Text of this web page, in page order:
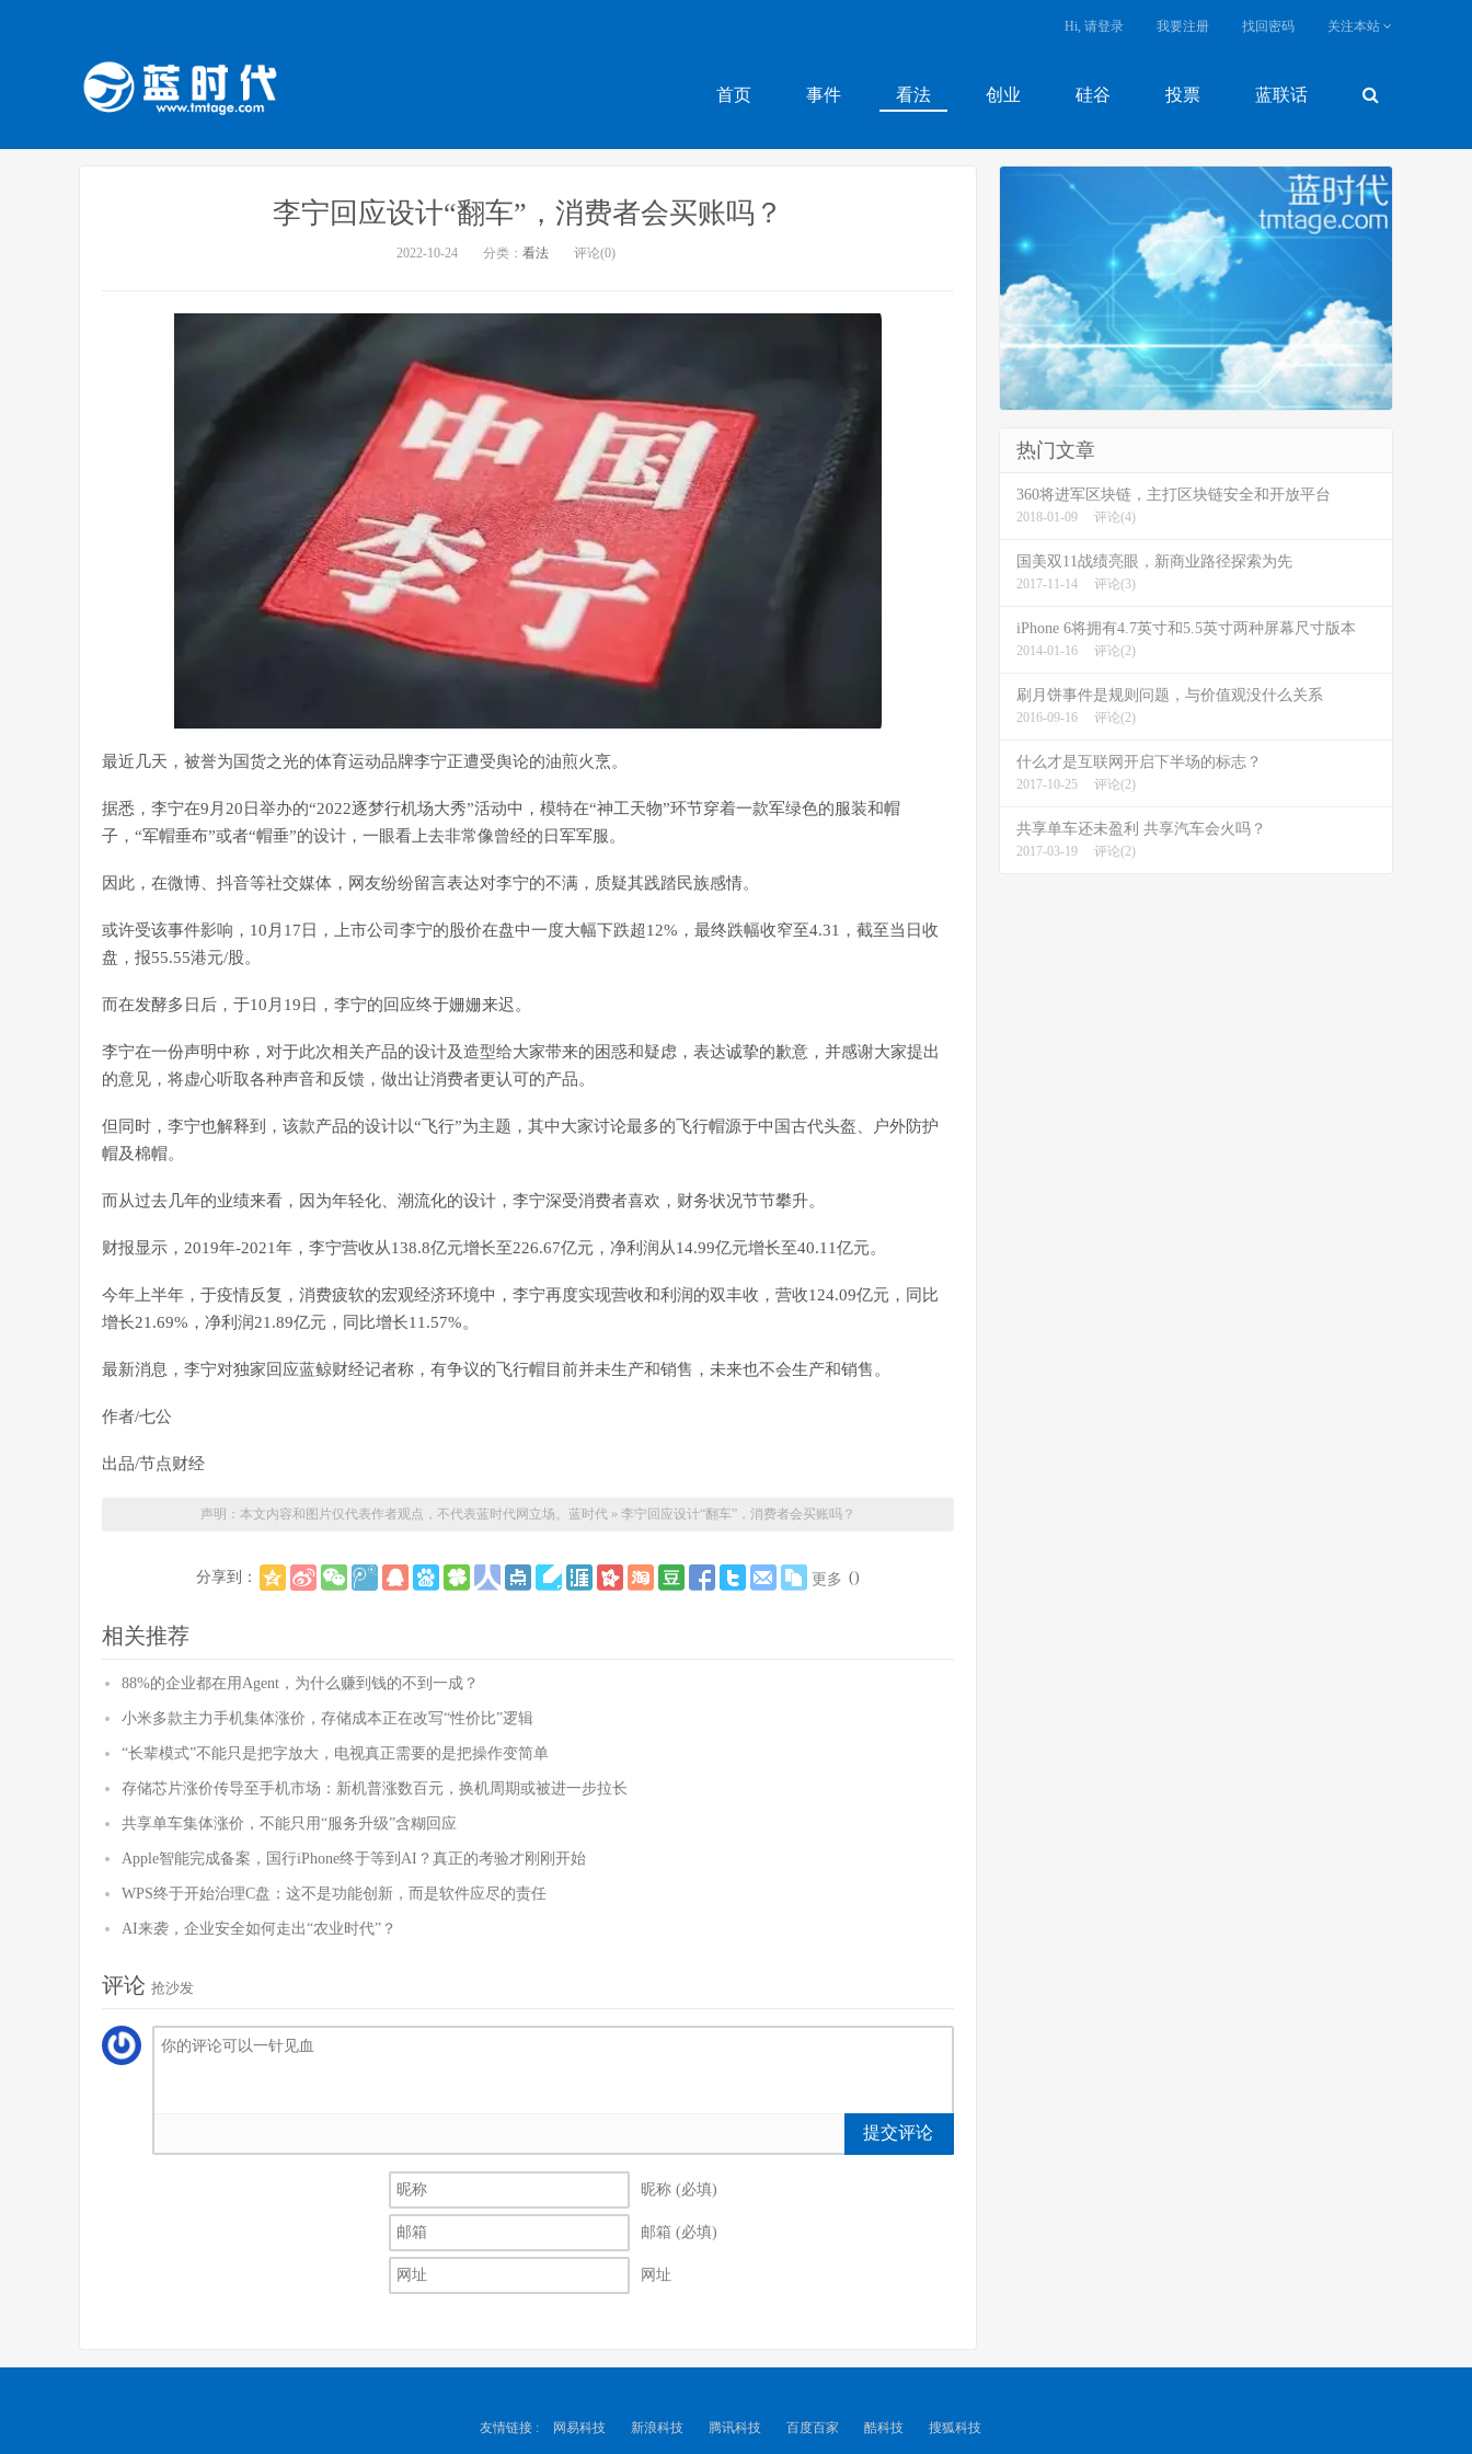
首页 事件 看法 创业 硅谷 投票 蓝联话
Hi, 请登录 我要注册 找回密码 关注本站
李宁回应设计“翻车”，消费者会买账吗？
2022-10-24 分类： 看法 评论(0)
最近几天，被誉为国货之光的体育运动品牌李宁正遭受舆论的油煎火烹。
据悉，李宁在9月20日举办的“2022逐梦行机场大秀”活动中，模特在“神工天物”环节穿着一款军绿色的服装和帽
子，“军帽垂布”或者“帽垂”的设计，一眼看上去非常像曾经的日军军服。
因此，在微博、抖音等社交媒体，网友纷纷留言表达对李宁的不满，质疑其践踏民族感情。
或许受该事件影响，10月17日，上市公司李宁的股价在盘中一度大幅下跌超12%，最终跌幅收窄至4.31，截至当日收
盘，报55.55港元/股。
而在发酵多日后，于10月19日，李宁的回应终于姗姗来迟。
李宁在一份声明中称，对于此次相关产品的设计及造型给大家带来的困惑和疑虑，表达诚挚的歉意，并感谢大家提出
的意见，将虚心听取各种声音和反馈，做出让消费者更认可的产品。
但同时，李宁也解释到，该款产品的设计以“飞行”为主题，其中大家讨论最多的飞行帽源于中国古代头盔、户外防护
帽及棉帽。
而从过去几年的业绩来看，因为年轻化、潮流化的设计，李宁深受消费者喜欢，财务状况节节攀升。
财报显示，2019年-2021年，李宁营收从138.8亿元增长至226.67亿元，净利润从14.99亿元增长至40.11亿元。
今年上半年，于疫情反复，消费疲软的宏观经济环境中，李宁再度实现营收和利润的双丰收，营收124.09亿元，同比
增长21.69%，净利润21.89亿元，同比增长11.57%。
最新消息，李宁对独家回应蓝鲸财经记者称，有争议的飞行帽目前并未生产和销售，未来也不会生产和销售。
作者/七公
出品/节点财经
声明：本文内容和图片仅代表作者观点，不代表蓝时代网立场。 蓝时代 » 李宁回应设计“翻车”，消费者会买账吗？
分享到： 更多 ()
相关推荐
88%的企业都在用Agent，为什么赚到钱的不到一成？
小米多款主力手机集体涨价，存储成本正在改写“性价比”逻辑
“长辈模式”不能只是把字放大，电视真正需要的是把操作变简单
存储芯片涨价传导至手机市场：新机普涨数百元，换机周期或被进一步拉长
共享单车集体涨价，不能只用“服务升级”含糊回应
Apple智能完成备案，国行iPhone终于等到AI？真正的考验才刚刚开始
WPS终于开始治理C盘：这不是功能创新，而是软件应尽的责任
AI来袭，企业安全如何走出“农业时代”？
评论 抢沙发
提交评论
昵称 (必填)
邮箱 (必填)
网址
热门文章
360将进军区块链，主打区块链安全和开放平台
2018-01-09 评论(4)
国美双11战绩亮眼，新商业路径探索为先
2017-11-14 评论(3)
iPhone 6将拥有4.7英寸和5.5英寸两种屏幕尺寸版本
2014-01-16 评论(2)
刷月饼事件是规则问题，与价值观没什么关系
2016-09-16 评论(2)
什么才是互联网开启下半场的标志？
2017-10-25 评论(2)
共享单车还未盈利 共享汽车会火吗？
2017-03-19 评论(2)
友情链接 : 网易科技 新浪科技 腾讯科技 百度百家 酷科技 搜狐科技